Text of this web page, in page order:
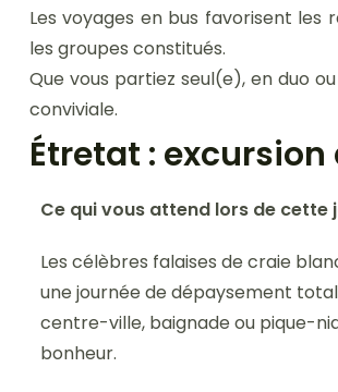
Les voyages en bus favorisent
les groupes constitués.
Que vous partiez seul(e), en duo
conviviale.
Étretat :
Ce qui vous attend lors de cette
Les célèbres falaises de craie
une journée de dépaysement
centre-ville, baignade ou pique-
bonheur.